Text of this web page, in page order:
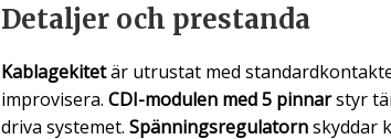
Detaljer och prestanda
Kablagekitetär utrustat med
improvisera. CDI-modulen med 5 pinnarstyr
driva systemet. Spänningsregulatornskyddar